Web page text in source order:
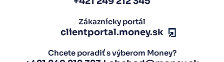
Zákaznícky portál
clientportal.money.sk
Chcete poradiť s výberom Money?